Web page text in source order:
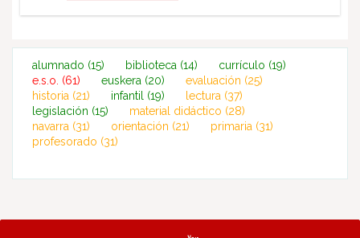
alumnado (15) biblioteca (14) currículo (19)
e.s.o. (61) euskera (20) evaluación (25)
historia (21) infantil (19) lectura (37)
legislación (15) material didáctico (28)
navarra (31) orientación (21) primaria (31)
profesorado (31)